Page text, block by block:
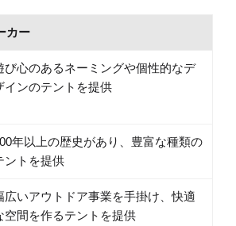
カー
び心のあるネーミングや個性的なデ
インのテントを提供
年以上の歴史があり、豊富な種類の
ントを提供
広いアウトドア事業を手掛け、快適
空間を作るテントを提供